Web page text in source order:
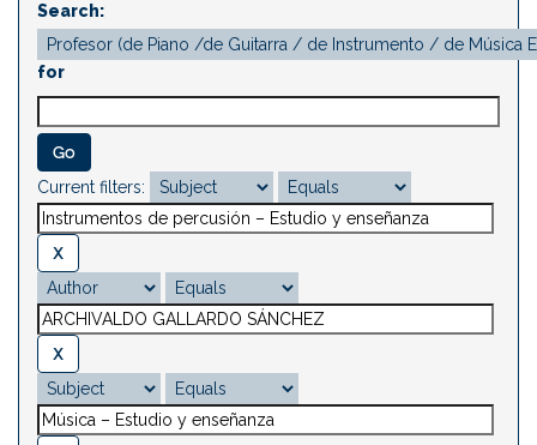
Search:
for
Current filters: